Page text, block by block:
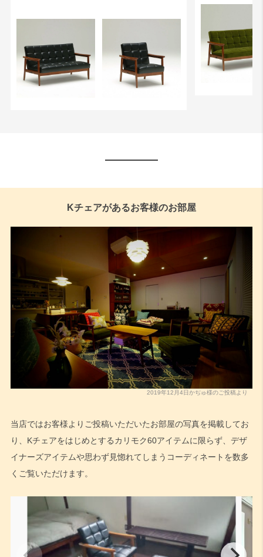
Kチェアがあるお客様のお部屋
2019年12月4日かぢゅ様のご投稿より
当店ではお客様よりご投稿いただいたお部屋の写真を掲載してお
り、Kチェアをはじめとするカリモク60アイテムに限らず、デザ
イナーズアイテムや思わず見惚れてしまうコーディネートを数多
くご覧いただけます。